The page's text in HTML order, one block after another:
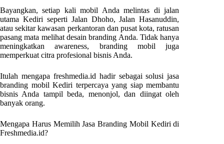
Bayangkan, setiap kali mobil Anda melintas di jalan
utama Kediri seperti Jalan Dhoho, Jalan Hasanuddin,
atau sekitar kawasan perkantoran dan pusat kota, ratusan
pasang mata melihat desain branding Anda. Tidak hanya
meningkatkan awareness, branding mobil juga
memperkuat citra profesional bisnis Anda.
Itulah mengapa freshmedia.id hadir sebagai solusi jasa
branding mobil Kediri terpercaya yang siap membantu
bisnis Anda tampil beda, menonjol, dan diingat oleh
banyak orang.
Mengapa Harus Memilih Jasa Branding Mobil Kediri di
Freshmedia.id?